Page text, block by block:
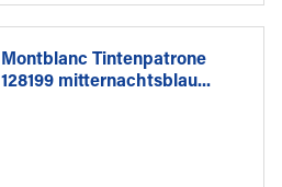
Montblanc Tintenpatrone
128199 mitternachtsblau...